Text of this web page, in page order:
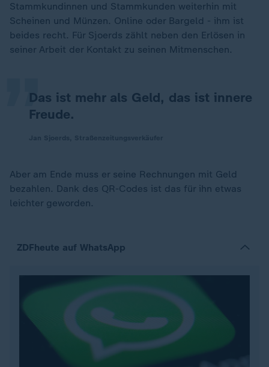
Stammkundinnen und Stammkunden weiterhin mit
Scheinen und Münzen. Online oder Bargeld - ihm ist
beides recht. Für Sjoerds zählt neben den Erlösen in
seiner Arbeit der Kontakt zu seinen Mitmenschen.
Das ist mehr als Geld, das ist innere
Freude.
„
Aber am Ende muss er seine Rechnungen mit Geld
bezahlen. Dank des QR-Codes ist das für ihn etwas
leichter geworden.
ZDFheute auf WhatsApp